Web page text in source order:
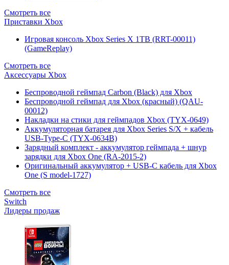
Смотреть все
Приставки Xbox
Игровая консоль Xbox Series X 1TB (RRT-00011)
(GameReplay)
Смотреть все
Аксессуары Xbox
Беспроводной геймпад Carbon (Black) для Xbox
Беспроводной геймпад для Xbox (красный) (QAU-
00012)
Накладки на стики для геймпадов Xbox (TYX-0649)
Аккумуляторная батарея для Xbox Series S/X + кабель
USB-Type-C (TYX-0634B)
Зарядный комплект - аккумулятор геймпада + шнур
зарядки для Xbox One (RA-2015-2)
Оригинальный аккумулятор + USB-C кабель для Xbox
One (S model-1727)
Смотреть все
Switch
Лидеры продаж